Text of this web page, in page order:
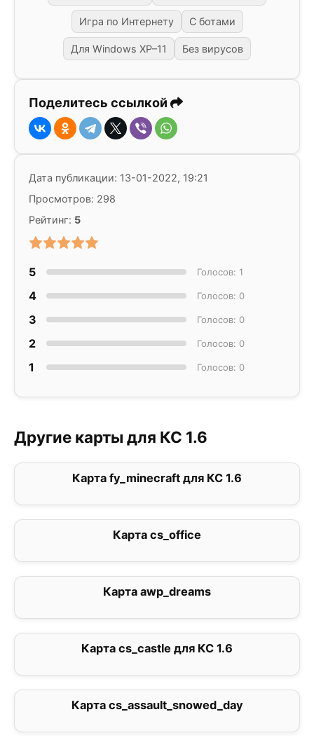
Игра по Интернету С ботами
Для Windows XP–11 Без вирусов
Поделитесь ссылкой
Дата публикации: 13-01-2022, 19:21
Просмотров: 298
Рейтинг: 5
5 Голосов: 1
4 Голосов: 0
3 Голосов: 0
2 Голосов: 0
1 Голосов: 0
Другие карты для КС 1.6
Карта fy_minecraft для КС 1.6
Карта cs_office
Карта awp_dreams
Карта cs_castle для КС 1.6
Карта cs_assault_snowed_day